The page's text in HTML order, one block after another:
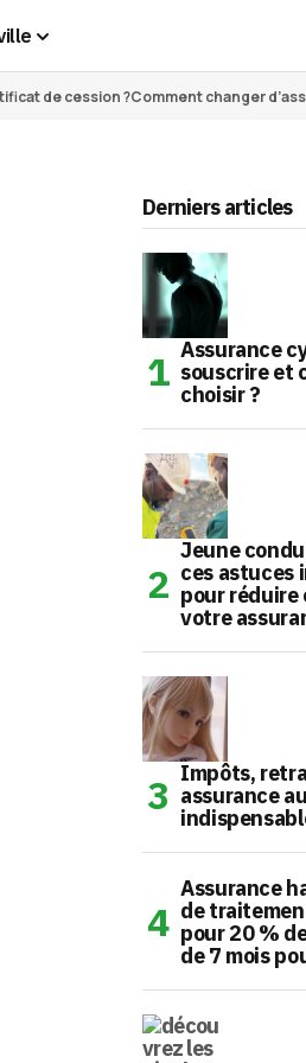
de cession ?Comment changer
Derniers articles
Assurance
souscrire et
choisir ?
Jeune
ces astuces
pour
votre
Impôts,
assurance
Assurance
de
pour 20 %
de 7 mois